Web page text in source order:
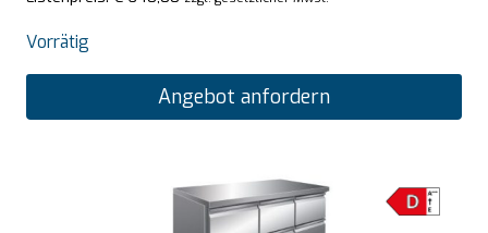
Vorrätig
Angebot anfordern